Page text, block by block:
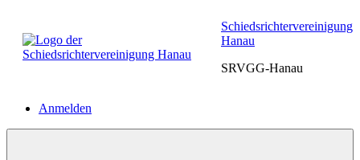
springen
Schiedsrichtervereinigung
Hanau
SRVGG-Hanau
Anmelden